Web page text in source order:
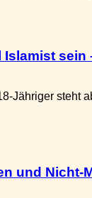
sein
Jähriger
und Nicht-